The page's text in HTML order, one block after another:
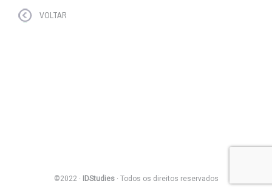
VOLTAR
©2022 · IDStudies· Todos os direitos reservados